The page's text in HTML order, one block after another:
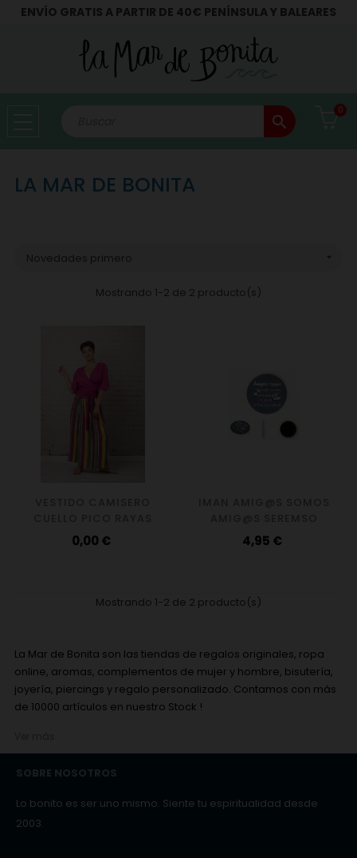
ENVÍO GRATIS A PARTIR DE 40€ PENÍNSULA Y BALEARES
search
0
LA MAR DE BONITA
Novedades primero 
Mostrando 1-2 de 2 producto(s)
Precio
0,00 € Precio
4,95 €
Mostrando 1-2 de 2 producto(s)
La Mar de Bonita son las tiendas de regalos originales, ropa
online, aromas, complementos de mujer y hombre, bisutería,
joyería, piercings y regalo personalizado. Contamos con más
de 10000 artículos en nuestro Stock !
SOBRE NOSOTROS
Lo bonito es ser uno mismo. Siente tu espiritualidad desde
2003.